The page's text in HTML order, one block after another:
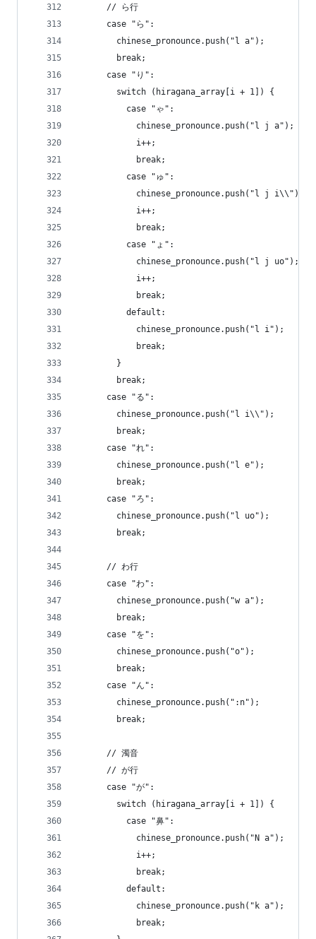
      // ら行
      case "ら":
        chinese_pronounce.push("l a");
        break;
      case "り":
        switch (hiragana_array[i + 1]) {
          case "ゃ":
            chinese_pronounce.push("l j a");
            i++;
            break;
          case "ゅ":
            chinese_pronounce.push("l j i\\");
            i++;
            break;
          case "ょ":
            chinese_pronounce.push("l j uo");
            i++;
            break;
          default:
            chinese_pronounce.push("l i");
            break;
        }
        break;
      case "る":
        chinese_pronounce.push("l i\\");
        break;
      case "れ":
        chinese_pronounce.push("l e");
        break;
      case "ろ":
        chinese_pronounce.push("l uo");
        break;
      // わ行
      case "わ":
        chinese_pronounce.push("w a");
        break;
      case "を":
        chinese_pronounce.push("o");
        break;
      case "ん":
        chinese_pronounce.push(":n");
        break;
      // 濁音
      // が行
      case "が":
        switch (hiragana_array[i + 1]) {
          case "鼻":
            chinese_pronounce.push("N a");
            i++;
            break;
          default:
            chinese_pronounce.push("k a");
            break;